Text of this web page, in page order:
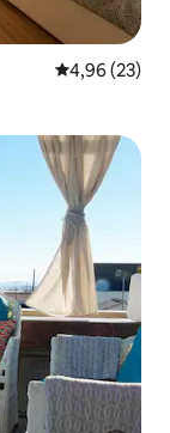
Priemerné
4,96 (23)